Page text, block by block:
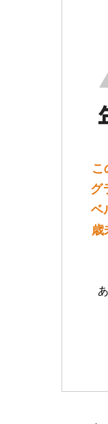
グ
ベ
歳